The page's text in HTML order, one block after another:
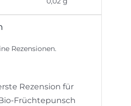
Rezensionen.
Rezension für
Früchtepunsch